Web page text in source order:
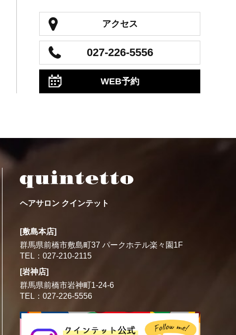
アクセス
027-226-5556
WEB予約
ヘアサロン クインテット
[敷島本店]
群馬県前橋市敷島町37 パークホテル楽々園1F
TEL：027-210-2115
[岩神店]
群馬県前橋市岩神町1-24-6
TEL：027-226-5556